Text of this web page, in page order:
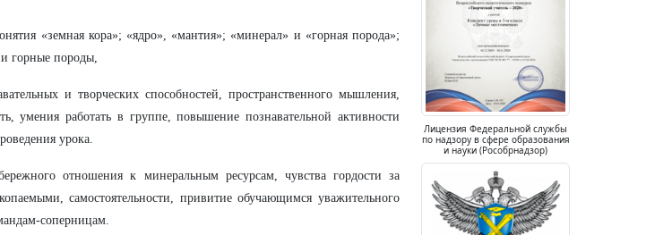
«земная кора»; «ядро», «мантия»; «минерал» и «горная порода»;
горные породы,
и творческих способностей, пространственного мышления,
умения работать в группе, повышение познавательной активности
урока.
отношения к минеральным ресурсам, чувства гордости за
самостоятельности, привитие обучающимся уважительного
соперницам.
Лицензия Федеральной службы
по надзору в сфере образования
и науки (Рособрнадзор)